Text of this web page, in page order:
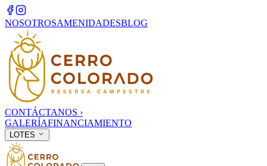
NOSOTROSAMENIDADESBLOG
CONTÁCTANOS ›
GALERÍAFINANCIAMIENTO
LOTES